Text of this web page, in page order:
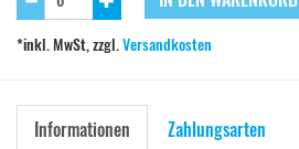
*inkl. MwSt, zzgl.Versandkosten
Informationen
Zahlungsarten